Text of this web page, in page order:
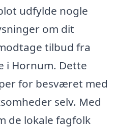
udfylde nogle
om dit
tilbud fra
i Hornum. Dette
for besværet med
selv. Med
de lokale fagfolk